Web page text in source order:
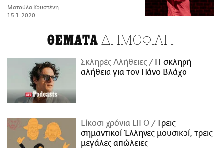
Ματούλα Κουστένη
15.1.2020
ΘΕΜΑΤΑ ΔΗΜΟΦΙΛΗ
Σκληρές Αλήθειες
H σκληρή
αλήθεια για τον Πάνο Βλάχο
Είκοσι χρόνια LIFO
Tρεις
σημαντικοί Έλληνες μουσικοί, τρεις
μεγάλες απώλειες